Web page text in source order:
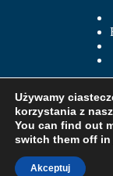
Używamy
korzystania z
You can find out
switch them off in
Akceptuj